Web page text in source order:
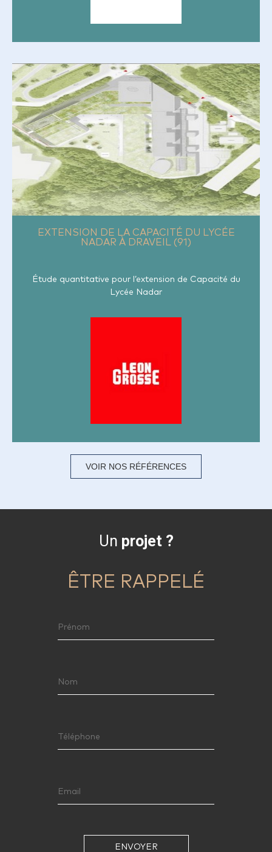
EXTENSION DE LA CAPACITÉ DU LYCÉE
NADAR À DRAVEIL (91)
Étude quantitative pour l’extension de Capacité du
Lycée Nadar
EXTENSION DE LA CAPACITÉ
DU LYCÉE NADAR À DRAVEIL
(91)
VOIR NOS RÉFÉRENCES
Un projet ?
ÊTRE RAPPELÉ
ENVOYER